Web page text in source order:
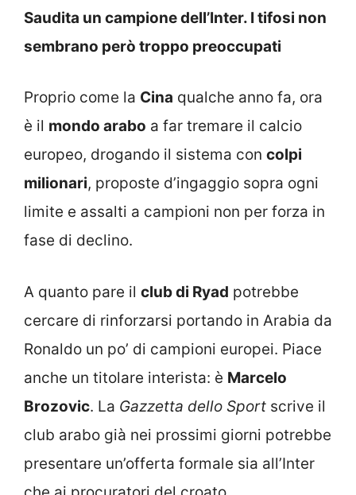
Saudita un campione dell’Inter. I tifosi non
sembrano però troppo preoccupati
Proprio come la Cina qualche anno fa, ora
è il mondo arabo a far tremare il calcio
europeo, drogando il sistema con colpi
milionari, proposte d’ingaggio sopra ogni
limite e assalti a campioni non per forza in
fase di declino.
A quanto pare il club di Ryad potrebbe
cercare di rinforzarsi portando in Arabia da
Ronaldo un po’ di campioni europei. Piace
anche un titolare interista: è Marcelo
Brozovic. La Gazzetta dello Sport scrive il
club arabo già nei prossimi giorni potrebbe
presentare un’offerta formale sia all’Inter